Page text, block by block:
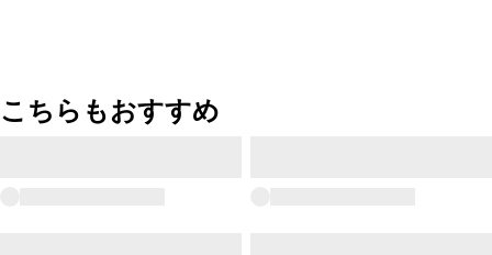
こちらもおすすめ